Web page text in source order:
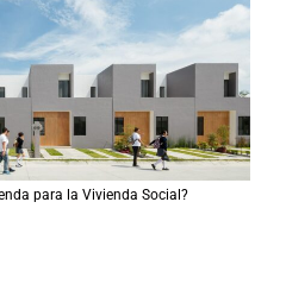
para la Vivienda Social?